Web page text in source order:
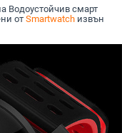
Водоустойчив смарт
от Smartwatch извън